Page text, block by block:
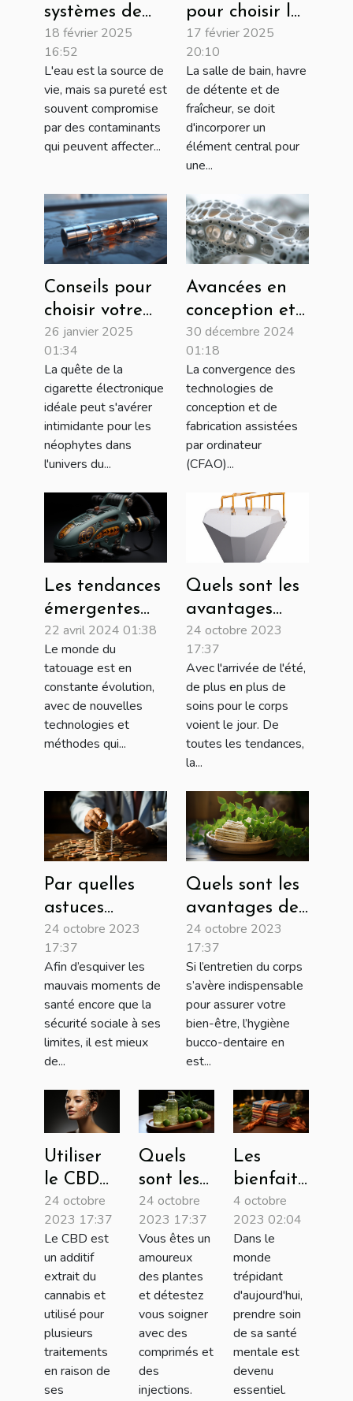
systèmes de
filtration
multi-étapes
pour une eau
pure
18 février 2025
16:52
L'eau est la source de
vie, mais sa pureté est
souvent compromise
par des contaminants
qui peuvent affecter...
pour choisir la
colonne de
douche idéale
17 février 2025
20:10
La salle de bain, havre
de détente et de
fraîcheur, se doit
d'incorporer un
élément central pour
une...
Conseils pour
choisir votre
première
cigarette
électronique
26 janvier 2025
01:34
La quête de la
cigarette électronique
idéale peut s'avérer
intimidante pour les
néophytes dans
l'univers du...
Avancées en
conception et
production
CFAO pour
orthopédie et
podologie
30 décembre 2024
01:18
La convergence des
technologies de
conception et de
fabrication assistées
par ordinateur
(CFAO)...
Les tendances
émergentes
dans les
équipements
de tatouage
en 2023
22 avril 2024 01:38
Le monde du
tatouage est en
constante évolution,
avec de nouvelles
technologies et
méthodes qui...
Quels sont les
avantages
lorsqu’on
réalise la
cryolipolyse ?
24 octobre 2023
17:37
Avec l'arrivée de l'été,
de plus en plus de
soins pour le corps
voient le jour. De
toutes les tendances,
la...
Par quelles
astuces
obtenir une
assurance
santé moins
chère ?
24 octobre 2023
17:37
Afin d’esquiver les
mauvais moments de
santé encore que la
sécurité sociale à ses
limites, il est mieux
de...
Quels sont les
avantages de
l’usage d’une
brosse à dents
en bambou ?
24 octobre 2023
17:37
Si l’entretien du corps
s’avère indispensable
pour assurer votre
bien-être, l’hygiène
bucco-dentaire en
est...
Utiliser
le CBD
pour
traiter
vos
maladies
de la
peau !
24 octobre
2023 17:37
Le CBD est
un additif
extrait du
cannabis et
utilisé pour
plusieurs
traitements
en raison de
ses
Quels
sont les
bienfaits
de l’aloe
vera ?
24 octobre
2023 17:37
Vous êtes un
amoureux
des plantes
et détestez
vous soigner
avec des
comprimés et
des
injections.
Les
bienfaits
du yoga
pour la
santé
mentale
4 octobre
2023 02:04
Dans le
monde
trépidant
d'aujourd'hui,
prendre soin
de sa santé
mentale est
devenu
essentiel.